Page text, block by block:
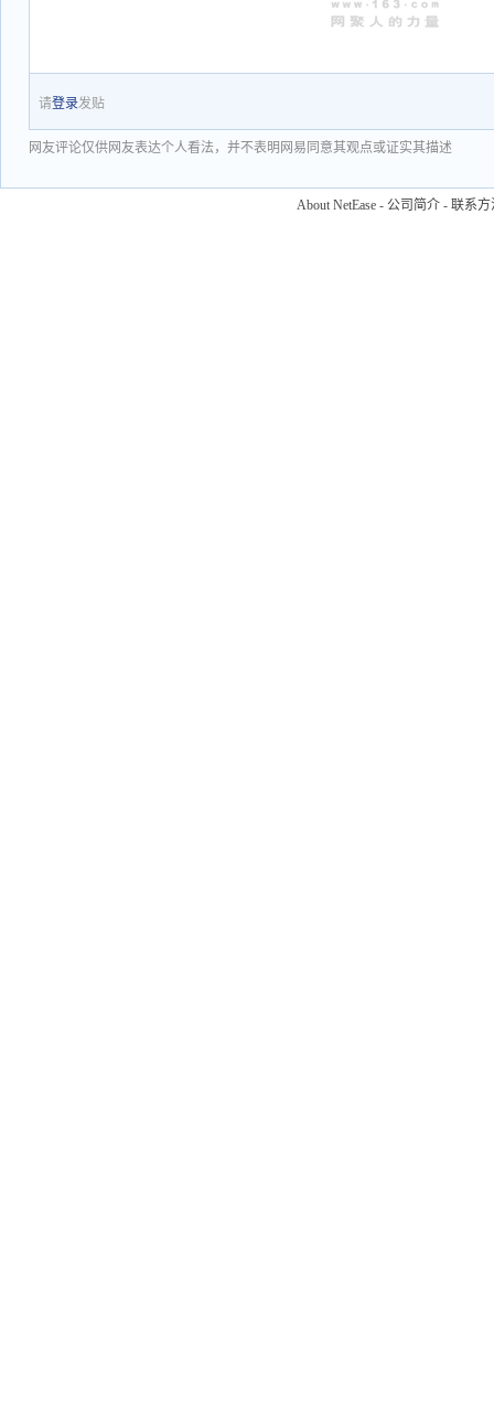
请登录发贴
网友评论仅供网友表达个人看法，并不表明网易同意其观点或证实其描述
About NetEase - 公司简介 - 联系方